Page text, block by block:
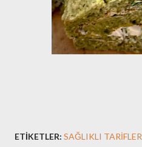
ETIKETLER: SAĞLIKLI TARIFLER